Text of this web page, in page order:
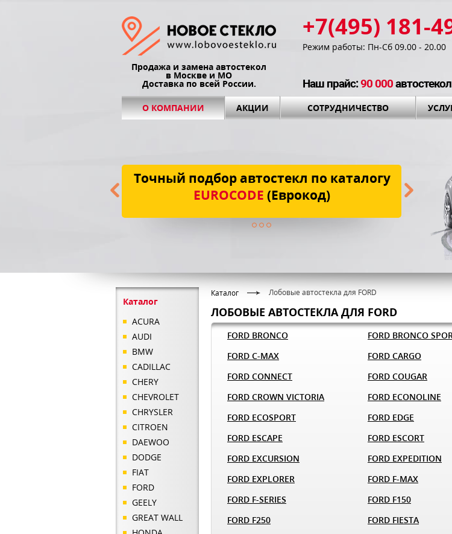
Продажа и замена автостекол
в Москве и МО
Доставка по всей России.
+7(495) 181-
Режим работы: Пн-Сб 09.00 - 20.00
Наш прайс:90 000
О КОМПАНИИ АКЦИИ СОТРУДНИЧЕСТВО
Точный подбор автостекл по каталогу
EUROCODE (Еврокод)
Каталог
ACURA
AUDI
BMW
CADILLAC
CHERY
CHEVROLET
CHRYSLER
CITROEN
DAEWOO
DODGE
FIAT
FORD
GEELY
GREAT WALL
Каталог Лобовые автостекла для FORD
ЛОБОВЫЕ АВТОСТЕКЛА ДЛЯ FORD
FORD BRONCO
FORD BRONCO
FORD C-MAX
FORD CARGO
FORD CONNECT
FORD COUGAR
FORD CROWN VICTORIA
FORD ECONOLINE
FORD ECOSPORT
FORD EDGE
FORD ESCAPE
FORD ESCORT
FORD EXCURSION
FORD EXPEDITION
FORD EXPLORER
FORD F-MAX
FORD F-SERIES
FORD F150
FORD F250
FORD FIESTA